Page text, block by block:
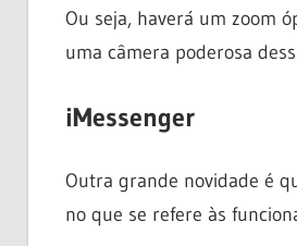
Ou seja, haverá um zoom
uma câmera poderosa
iMessenger
Outra grande novidade é
no que se refere às